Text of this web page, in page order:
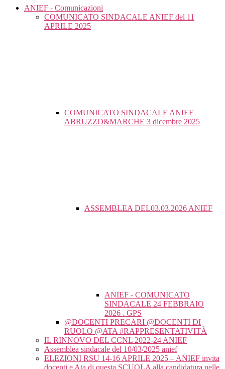
ANIEF - Comunicazioni
COMUNICATO SINDACALE ANIEF del 11
APRILE 2025
COMUNICATO SINDACALE ANIEF
ABRUZZO&MARCHE 3 dicembre 2025
ASSEMBLEA DEL03.03.2026 ANIEF
ANIEF - COMUNICATO
SINDACALE 24 FEBBRAIO
2026 . GPS
@DOCENTI PRECARI @DOCENTI DI
RUOLO @ATA #RAPPRESENTATIVITÀ
IL RINNOVO DEL CCNL 2022-24 ANIEF
Assemblea sindacale del 10/03/2025 anief
ELEZIONI RSU 14-16 APRILE 2025 – ANIEF invita